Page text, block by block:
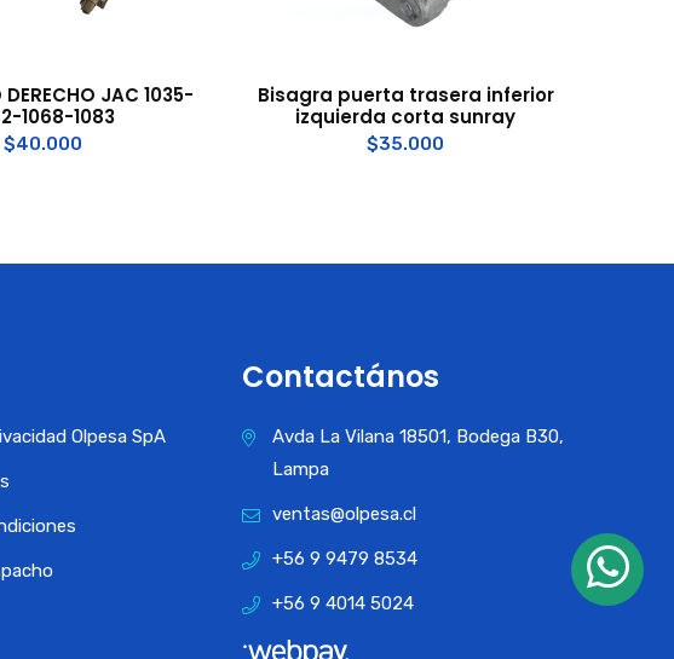
DERECHO JAC 1035-
1068-1083
$40.000
Bisagra puerta trasera inferior
izquierda corta sunray
$35.000
Olpesa SpA
Contactános
Avda La Vilana 18501, Bodega B30,
Lampa
ventas@olpesa.cl
+56 9 9479 8534
+56 9 4014 5024